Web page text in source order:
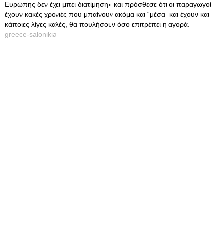
Ευρώπης δεν έχει μπει διατίμηση» και πρόσθεσε ότι οι παραγωγοί
έχουν κακές χρονιές που μπαίνουν ακόμα και “μέσα” και έχουν και
κάποιες λίγες καλές, θα πουλήσουν όσο επιτρέπει η αγορά.
greece-salonikia